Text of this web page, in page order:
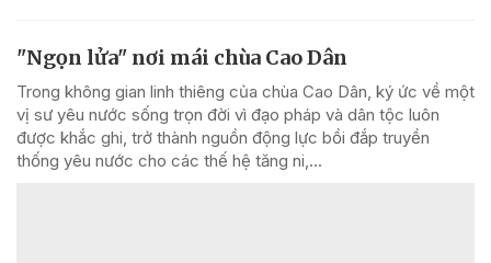
"Ngọn lửa" nơi mái chùa Cao Dân
Trong không gian linh thiêng của chùa Cao Dân, ký ức về một
vị sư yêu nước sống trọn đời vì đạo pháp và dân tộc luôn
được khắc ghi, trở thành nguồn động lực bồi đắp truyền
thống yêu nước cho các thế hệ tăng ni,...